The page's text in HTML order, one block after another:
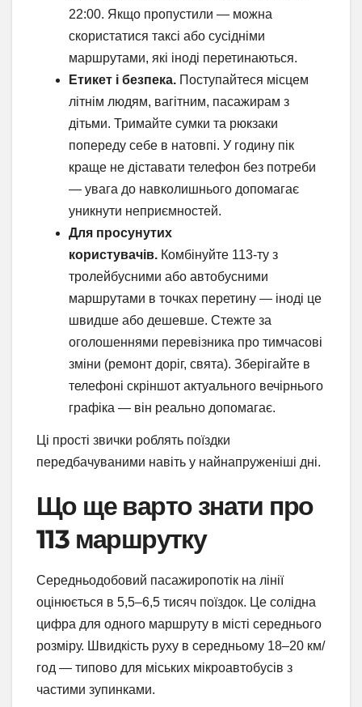
22:00. Якщо пропустили — можна
скористатися таксі або сусідніми
маршрутами, які іноді перетинаються.
Етикет і безпека. Поступайтеся місцем
літнім людям, вагітним, пасажирам з
дітьми. Тримайте сумки та рюкзаки
попереду себе в натовпі. У годину пік
краще не діставати телефон без потреби
— увага до навколишнього допомагає
уникнути неприємностей.
Для просунутих
користувачів. Комбінуйте 113-ту з
тролейбусними або автобусними
маршрутами в точках перетину — іноді це
швидше або дешевше. Стежте за
оголошеннями перевізника про тимчасові
зміни (ремонт доріг, свята). Зберігайте в
телефоні скріншот актуального вечірнього
графіка — він реально допомагає.
Ці прості звички роблять поїздки
передбачуваними навіть у найнапруженіші дні.
Що ще варто знати про
113 маршрутку
Середньодобовий пасажиропотік на лінії
оцінюється в 5,5–6,5 тисяч поїздок. Це солідна
цифра для одного маршруту в місті середнього
розміру. Швидкість руху в середньому 18–20 км/
год — типово для міських мікроавтобусів з
частими зупинками.